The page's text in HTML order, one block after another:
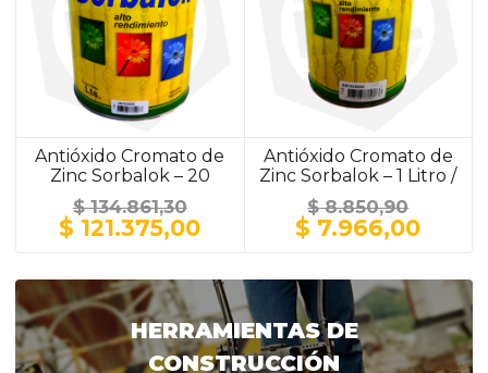
Antióxido Cromato de
Zinc Sorbalok – 20
Litros / GRIS
$134.861,30
El
precio
era:
$ 134.861,30.
$ 121.375,00El
es:
$ 121.375,00.
Antióxido Cromato de
Zinc Sorbalok – 1 Litro /
GRIS
$8.850,90
El
precio
era:
$ 8.850,90.
$ 7.966,00El
es:
$
HERRAMIENTAS DE
CONSTRUCCIÓN